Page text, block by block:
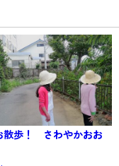
散歩！ さわやかおお